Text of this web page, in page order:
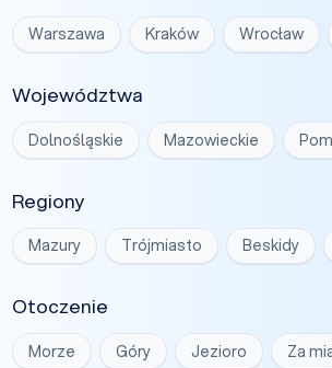
Warszawa Kraków Wrocław
Województwa
Dolnośląskie Mazowieckie
Regiony
Mazury Trójmiasto Beskidy
Otoczenie
Morze Góry Jezioro Za